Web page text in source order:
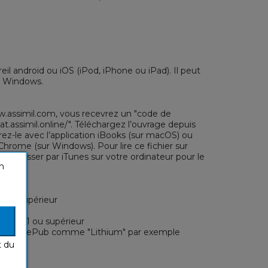
android ou iOS (iPod, iPhone ou iPad). Il peut
vous recevrez un "code de
". Téléchargez l’ouvrage depuis
le avec l’application iBooks (sur macOS) ou
(sur Windows). Pour lire ce fichier sur
passer par iTunes sur votre ordinateur pour le
ou supérieur
1.3.1 ou supérieur
des ePub comme "Lithium" par exemple
du